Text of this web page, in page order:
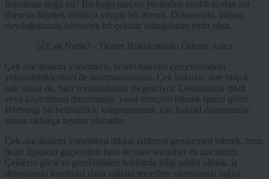
İnanılmaz değil mi? Bir kağıt parçası yüzünden maddi açıdan zor
duruma düşmek oldukça yaygın bir durum. Dolayısıyla, ihtiyaç
duyduğunuzda ödenecek bir çekiniz olduğundan emin olun.
Çek alacaklarını yönetirken, ticaret hukuku çerçevesindeki
yükümlülüklerinizi de unutmamalısınız. Çek hukuku, size birçok
hak sunsa da, bazı sorumluluklar da getiriyor. Çeklerinizin iptali
veya kaybolması durumunda, yasal süreçleri bilmek işinizi görür.
Herhangi bir belirsizlikle karşılaşmamak için hukuki danışmanlık
almak oldukça faydalı olacaktır.
Çek alacaklarını yönetirken dikkat edilmesi gerekenleri bilmek, hem
ticari ilişkinizi güçlendirir hem de olası sorunları en aza indirir.
Çeklerin gücü ve gereklilikleri hakkında bilgi sahibi olmak, iş
dünyasında kendinizi daha sağlam temellere oturtmanızı sağlar.